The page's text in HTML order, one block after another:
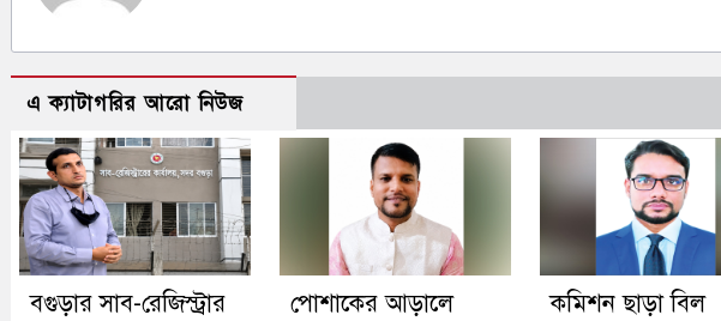
এ ক্যাটাগরির আরো নিউজ
বগুড়ার সাব-রেজিস্ট্রার
পোশাকের আড়ালে
কমিশন ছাড়া বিল